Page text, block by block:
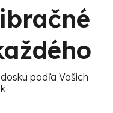
podľa Vašich